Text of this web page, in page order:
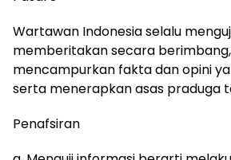
Wartawan Indonesia selalu
memberitakan secara
mencampurkan fakta dan opini
serta menerapkan asas praduga
Penafsiran